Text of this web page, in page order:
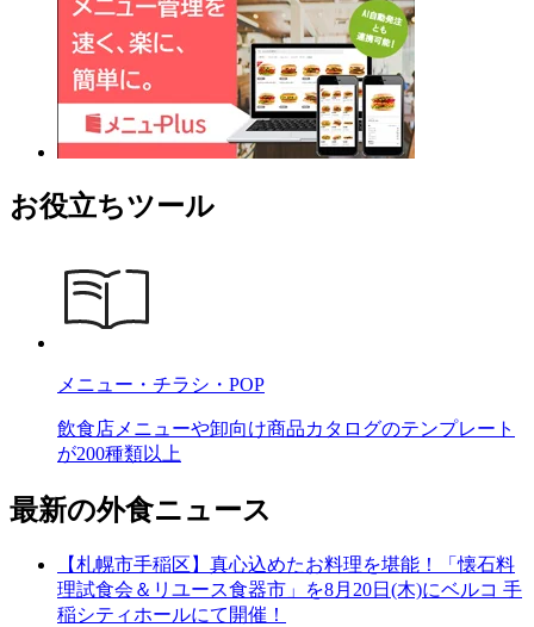
お役立ちツール
メニュー・チラシ・POP
飲食店メニューや卸向け商品カタログのテンプレート
が200種類以上
最新の外食ニュース
【札幌市手稲区】真心込めたお料理を堪能！「懐石料
理試食会＆リユース食器市」を8月20日(木)にベルコ 手
稲シティホールにて開催！